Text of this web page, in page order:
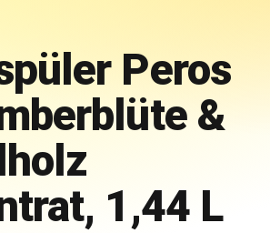
Peros
&
1,44 L